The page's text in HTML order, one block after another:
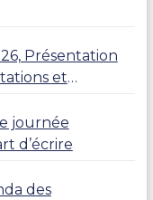
Présentation
et
journée
d’écrire
des